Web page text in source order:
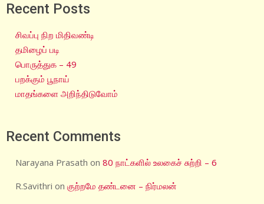
Recent Posts
சிவப்பு நிற மிதிவண்டி
தமிழைப் படி
பொருத்துக – 49
பறக்கும் பூநாய்
மாதங்களை அறிந்திடுவோம்
Recent Comments
Narayana Prasath on80 நாட்களில் உலகைச் சுற்றி – 6
R.Savithri onகுற்றமே தண்டனை – நிர்மலன்